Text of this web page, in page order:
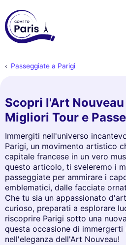
Passeggiate a Parigi
Scopri l'Art
Migliori Tour e
Immergiti nell'universo
Parigi, un movimento artistico
capitale francese in un vero
questo articolo, ti sveleremo i
passeggiate per ammirare i
emblematici, dalle facciate
Che tu sia un appassionato
curioso, preparati a esplorare
riscoprire Parigi sotto una
questa occasione di immergerti
nell'eleganza dell'Art Nouveau!